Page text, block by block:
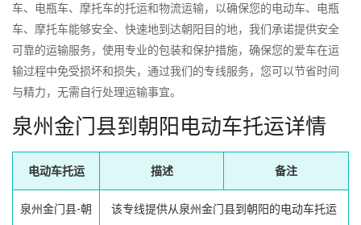
车、电瓶车、摩托车的托运和物流运输，以确保您的电动车、电瓶
车、摩托车能够安全、快速地到达朝阳目的地，我们承诺提供安全
可靠的运输服务，使用专业的包装和保护措施，确保您的爱车在运
输过程中免受损坏和损失，通过我们的专线服务，您可以节省时间
与精力，无需自行处理运输事宜。
泉州金门县到朝阳电动车托运详情
电动车托运 描述 备注
泉州金门县-朝
该专线提供从泉州金门县到朝阳的电动车托运